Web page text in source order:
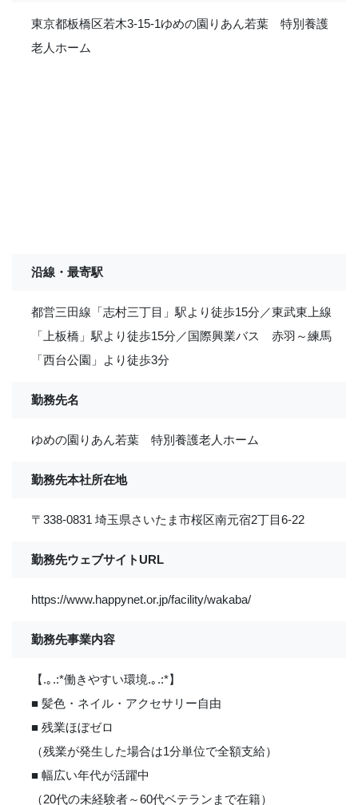
東京都板橋区若木3-15-1ゆめの園りあん若葉 特別養護
老人ホーム
沿線・最寄駅
都営三田線「志村三丁目」駅より徒歩15分／東武東上線
「上板橋」駅より徒歩15分／国際興業バス 赤羽～練馬
「西台公園」より徒歩3分
勤務先名
ゆめの園りあん若葉 特別養護老人ホーム
勤務先本社所在地
〒338-0831 埼玉県さいたま市桜区南元宿2丁目6-22
勤務先ウェブサイトURL
https://www.happynet.or.jp/facility/wakaba/
勤務先事業内容
【.｡.:*働きやすい環境.｡.:*】
■ 髪色・ネイル・アクセサリー自由
■ 残業ほぼゼロ
（残業が発生した場合は1分単位で全額支給）
■ 幅広い年代が活躍中
（20代の未経験者～60代ベテランまで在籍）